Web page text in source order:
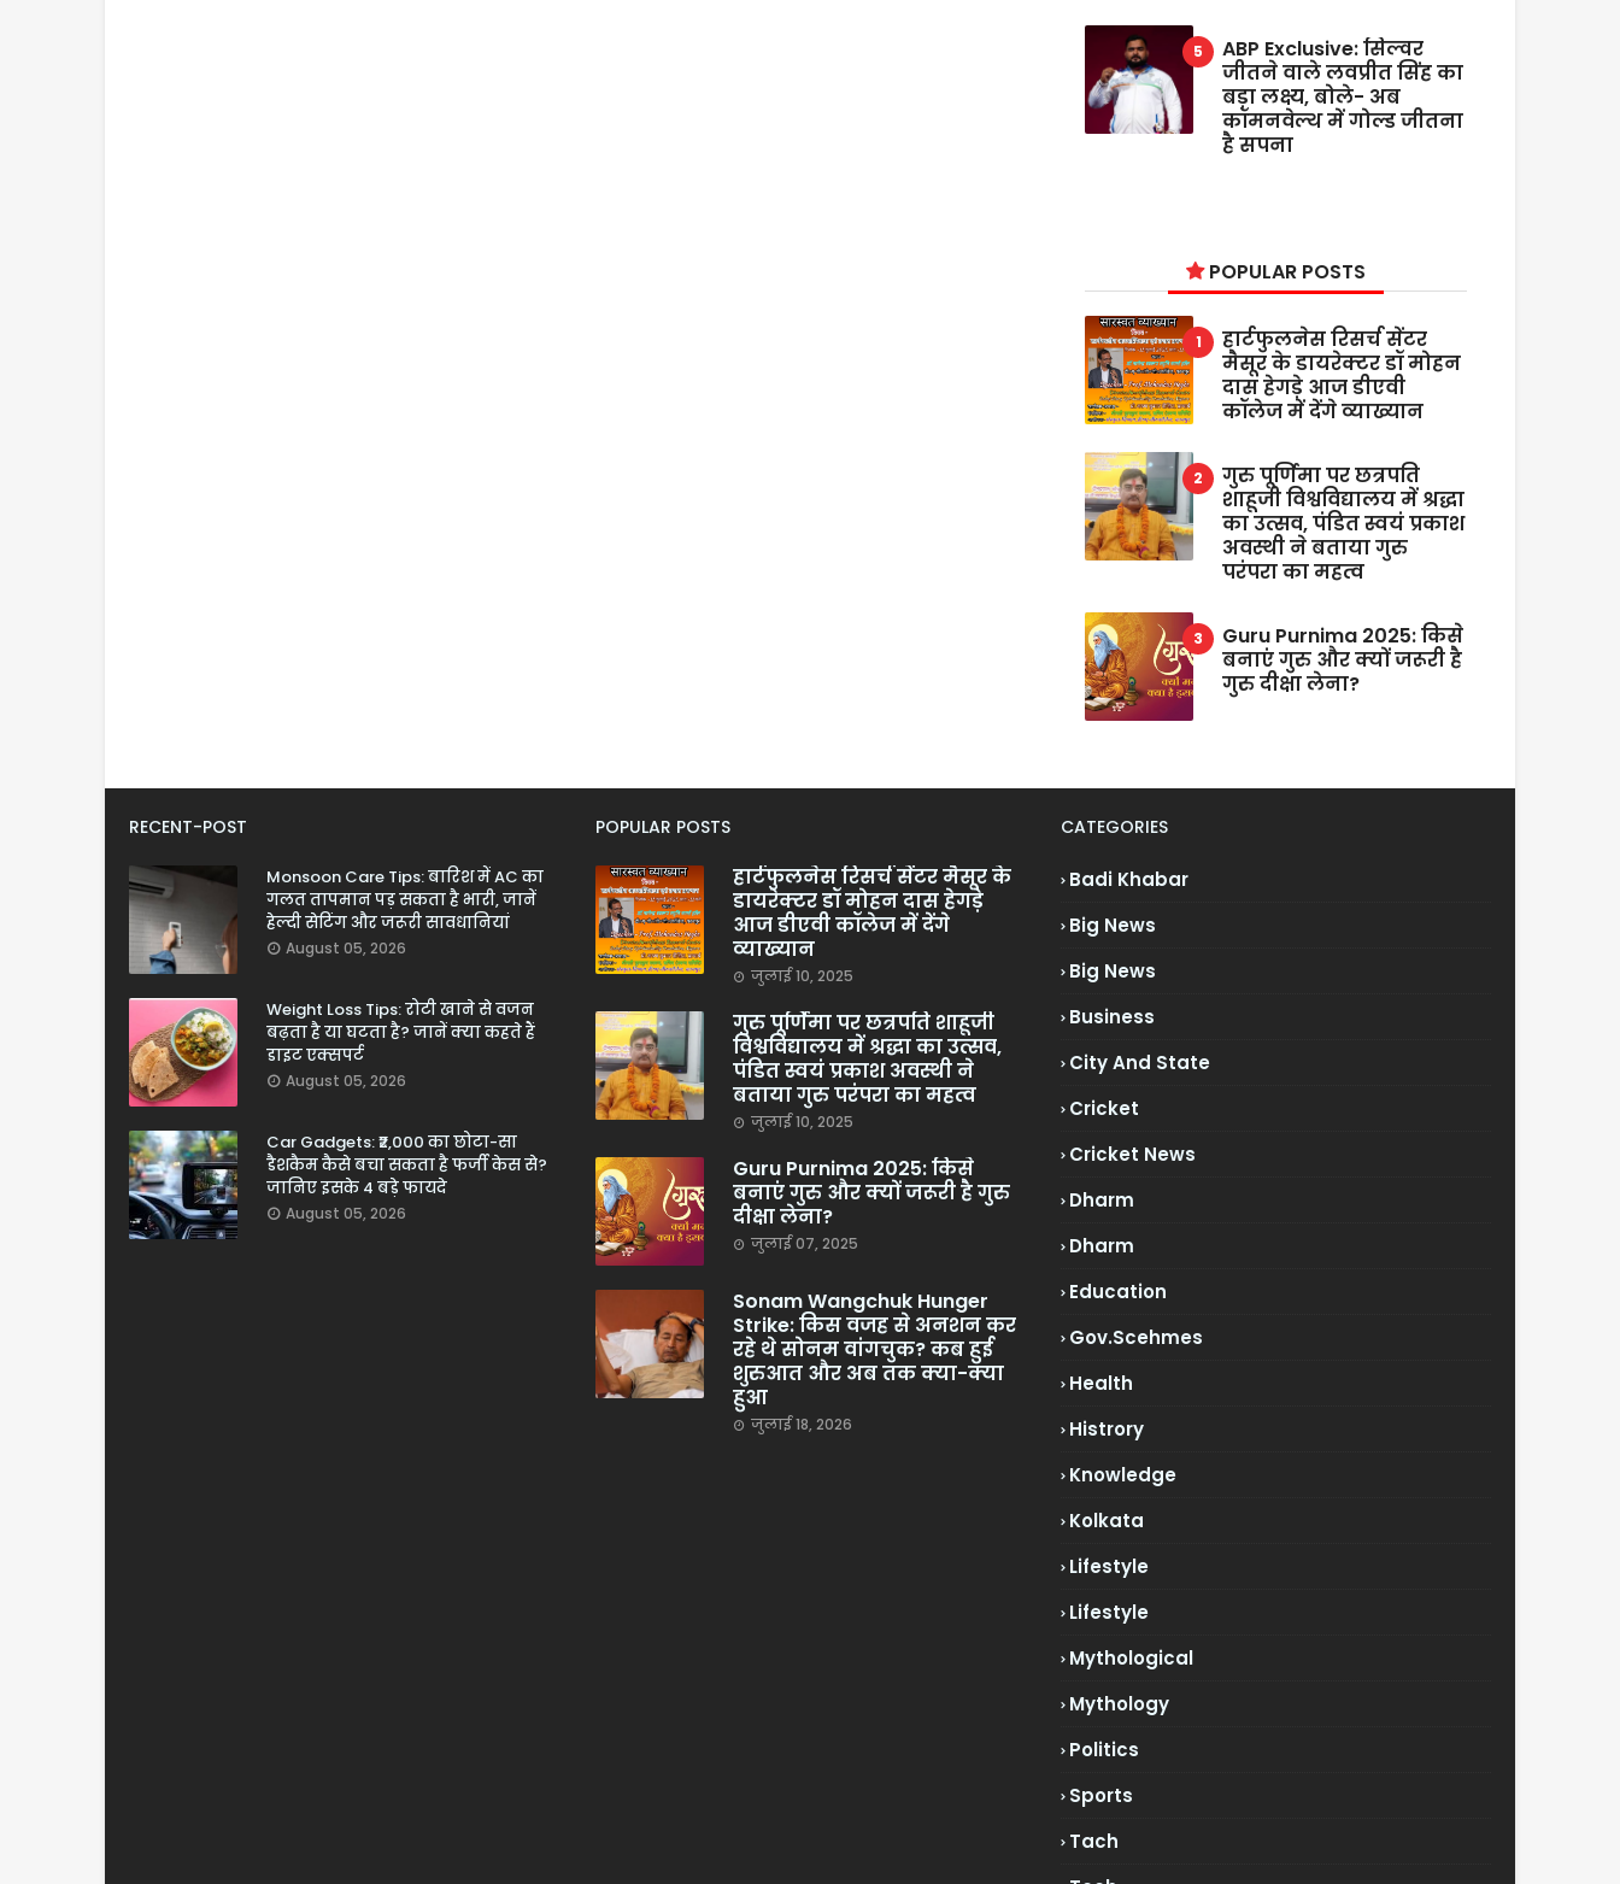
ABP Exclusive: सिल्वर
जीतने वाले लवप्रीत सिंह का
बड़ा लक्ष्य, बोले- अब
कॉमनवेल्थ में गोल्ड जीतना
है सपना
POPULAR POSTS
हार्टफुलनेस रिसर्च सेंटर
मैसूर के डायरेक्टर डॉ मोहन
दास हेगड़े आज डीएवी
कॉलेज में देंगे व्याख्यान
गुरु पूर्णिमा पर छत्रपति
शाहूजी विश्वविद्यालय में श्रद्धा
का उत्सव, पंडित स्वयं प्रकाश
अवस्थी ने बताया गुरु
परंपरा का महत्व
Guru Purnima 2025: किसे
बनाएं गुरु और क्यों जरूरी है
गुरु दीक्षा लेना?
RECENT-POST
Monsoon Care Tips: बारिश में AC का
गलत तापमान पड़ सकता है भारी, जानें
हेल्दी सेटिंग और जरूरी सावधानियां
August 05, 2026
Weight Loss Tips: रोटी खाने से वजन
बढ़ता है या घटता है? जानें क्या कहते हैं
डाइट एक्सपर्ट
August 05, 2026
Car Gadgets: ₹2,000 का छोटा-सा
डैशकैम कैसे बचा सकता है फर्जी केस से?
जानिए इसके 4 बड़े फायदे
August 05, 2026
POPULAR POSTS
हार्टफुलनेस रिसर्च सेंटर मैसूर के
डायरेक्टर डॉ मोहन दास हेगड़े
आज डीएवी कॉलेज में देंगे
व्याख्यान
जुलाई 10, 2025
गुरु पूर्णिमा पर छत्रपति शाहूजी
विश्वविद्यालय में श्रद्धा का उत्सव,
पंडित स्वयं प्रकाश अवस्थी ने
बताया गुरु परंपरा का महत्व
जुलाई 10, 2025
Guru Purnima 2025: किसे
बनाएं गुरु और क्यों जरूरी है गुरु
दीक्षा लेना?
जुलाई 07, 2025
Sonam Wangchuk Hunger
Strike: किस वजह से अनशन कर
रहे थे सोनम वांगचुक? कब हुई
शुरुआत और अब तक क्या-क्या
हुआ
जुलाई 18, 2026
CATEGORIES
Badi Khabar
Big News
Big News
Business
City And State
Cricket
Cricket News
Dharm
Dharm
Education
Gov.scehmes
Health
Histrory
Knowledge
Kolkata
Lifestyle
Lifestyle
Mythological
Mythology
Politics
Sports
Tach